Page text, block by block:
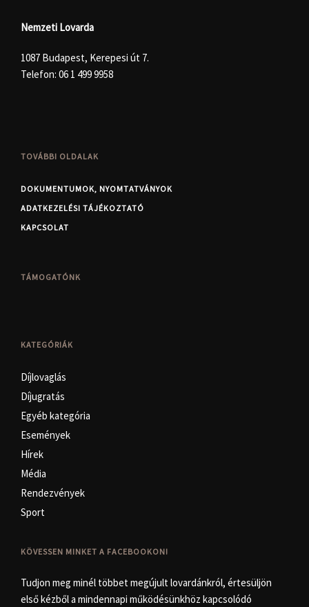
Nemzeti Lovarda
1087 Budapest, Kerepesi út 7.
Telefon: 06 1 499 9958
TOVÁBBI OLDALAK
DOKUMENTUMOK, NYOMTATVÁNYOK
ADATKEZELÉSI TÁJÉKOZTATÓ
KAPCSOLAT
TÁMOGATÓNK
KATEGÓRIÁK
Díjlovaglás
Díjugratás
Egyéb kategória
Események
Hírek
Média
Rendezvények
Sport
KÖVESSEN MINKET A FACEBOOKON!
Tudjon meg minél többet megújult lovardánkról, értesüljön
első kézből a mindennapi működésünkhöz kapcsolódó